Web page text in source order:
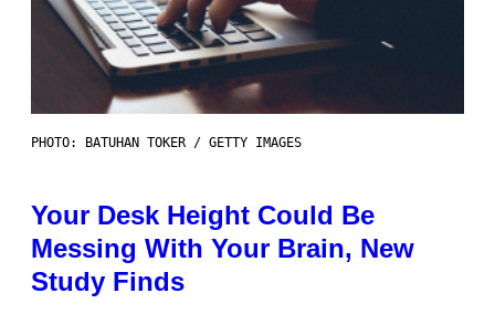
PHOTO: BATUHAN TOKER / GETTY IMAGES
Your Desk Height Could Be
Messing With Your Brain, New
Study Finds